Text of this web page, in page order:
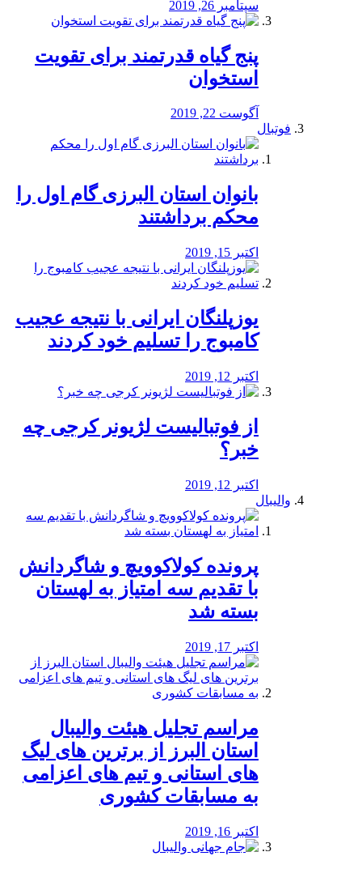
سپتامبر 26, 2019
پنج گیاه قدرتمند برای تقویت
استخوان
آگوست 22, 2019
فوتبال
بانوان استان البرزی گام اول را
محكم برداشتند
اکتبر 15, 2019
یوزپلنگان ایرانی با نتیجه عجیب
کامبوج را تسلیم خود کردند
اکتبر 12, 2019
از فوتبالیست لژیونر کرجی چه
خبر؟
اکتبر 12, 2019
والیبال
پرونده کولاکوویچ و شاگردانش
با تقدیم سه امتیاز به لهستان
بسته شد
اکتبر 17, 2019
مراسم تجلیل هیئت والیبال
استان البرز از برترین های لیگ
های استانی و تیم های اعزامی
به مسابقات کشوری
اکتبر 16, 2019